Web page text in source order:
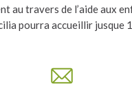
au travers de l’aide aux
pourra accueillir jusque